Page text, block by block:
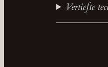
Vertiefte